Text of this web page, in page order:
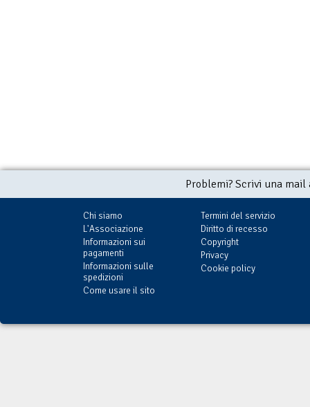
Problemi? Scrivi una
Chi siamo
L'Associazione
Informazioni sui
pagamenti
Informazioni sulle
spedizioni
Come usare il sito
Termini del servizio
Diritto di recesso
Copyright
Privacy
Cookie policy